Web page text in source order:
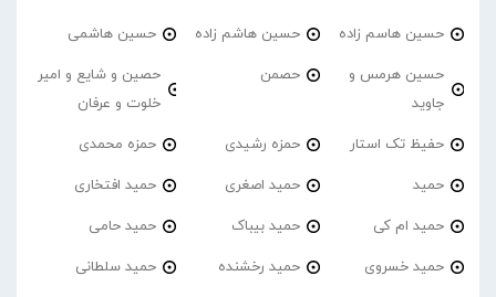
حسین هاسم زاده حسین هاشم زاده حسین هاشمی
حسین هرمس و
جاوید
حصمن
حصین و شایع و امیر
خلوت و عرفان
حفیظ تک استار حمزه رشیدی حمزه محمدی
حمید حمید اصغری حمید افتخاری
حمید ام کی حمید بیباک حمید حامی
حمید خسروی حمید رخشنده حمید سلطانی